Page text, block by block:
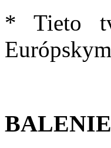
* Tieto
BALENIE